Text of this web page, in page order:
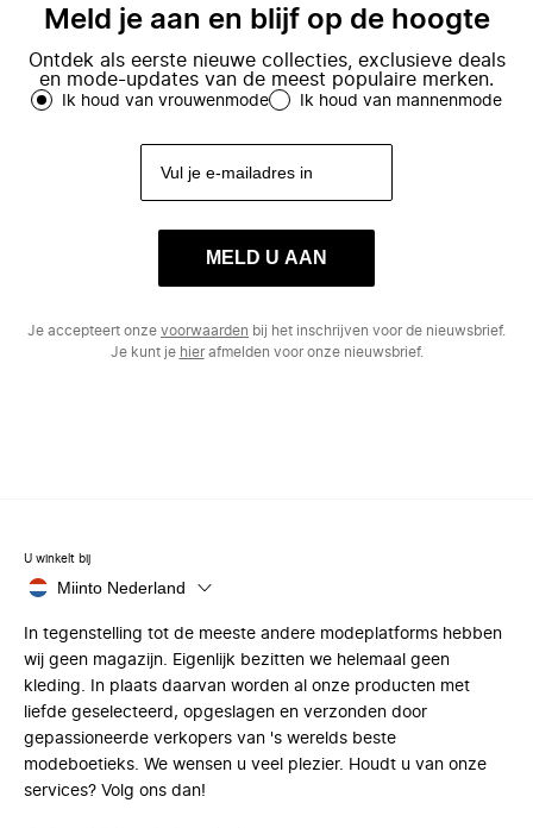
Meld je aan en blijf op de hoogte
Ontdek als eerste nieuwe collecties, exclusieve deals
en mode-updates van de meest populaire merken.
Ik houd van vrouwenmode Ik houd van mannenmode
MELD U AAN
Je accepteert onze voorwaarden bij het inschrijven voor de nieuwsbrief.
Je kunt je hierafmelden voor onze nieuwsbrief.
U winkelt bij
Miinto Nederland
In tegenstelling tot de meeste andere modeplatforms hebben
wij geen magazijn. Eigenlijk bezitten we helemaal geen
kleding. In plaats daarvan worden al onze producten met
liefde geselecteerd, opgeslagen en verzonden door
gepassioneerde verkopers van 's werelds beste
modeboetieks. We wensen u veel plezier. Houdt u van onze
services? Volg ons dan!